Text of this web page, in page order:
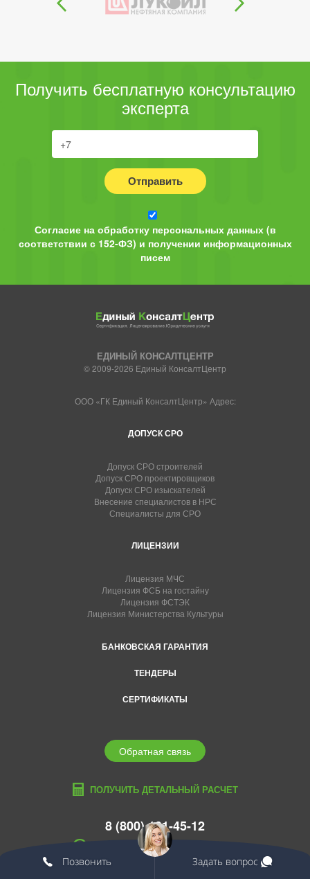
Получить бесплатную консультацию
эксперта
Отправить
Согласие на обработку персональных данных (в
соответствии с 152-ФЗ) и получении информационных
писем
ЕДИНЫЙ КОНСАЛТЦЕНТР
© 2009-2026 Единый КонсалтЦентр
ООО «ГК Единый КонсалтЦентр» Адрес:
ДОПУСК СРО
Допуск СРО строителей
Допуск СРО проектировщиков
Допуск СРО изыскателей
Внесение специалистов в НРС
Специалисты для СРО
ЛИЦЕНЗИИ
Лицензия МЧС
Лицензия ФСБ на гостайну
Лицензия ФСТЭК
Лицензия Министерства Культуры
БАНКОВСКАЯ ГАРАНТИЯ
ТЕНДЕРЫ
СЕРТИФИКАТЫ
Обратная связь
ПОЛУЧИТЬ ДЕТАЛЬНЫЙ РАСЧЕТ
8 (800) 101-45-12
balakovo@edcons.ru
Позвонить Задать вопрос